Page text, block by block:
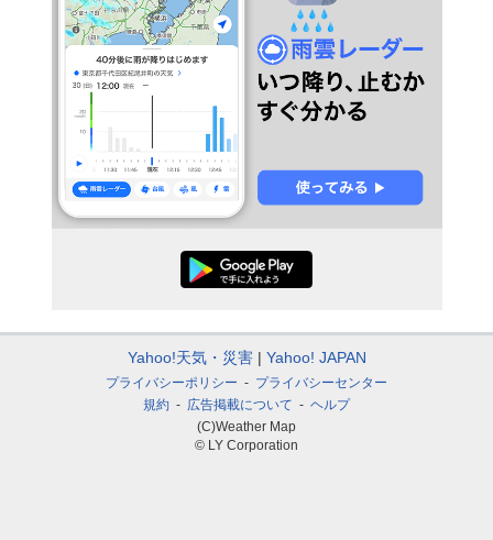
Yahoo!天気・災害 Yahoo! JAPAN
プライバシーポリシー
プライバシーセンター
規約
広告掲載について
ヘルプ
(C)Weather Map
© LY Corporation